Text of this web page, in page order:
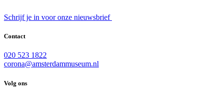
Schrijf je in voor onze nieuwsbrief
Contact
020 523 1822
corona@amsterdammuseum.nl
Volg ons